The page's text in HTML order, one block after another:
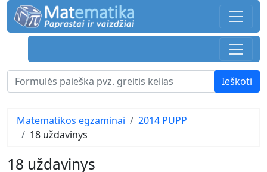
Matematikos egzaminai
2014 PUPP
18 uždavinys
18 uždavinys